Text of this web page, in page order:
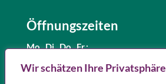
Wir schätzen Ihre Privatsphäre
Öffnungszeiten
Mo., Di.,Do., Fr.:
und 15.00 – 18.00 Uhr